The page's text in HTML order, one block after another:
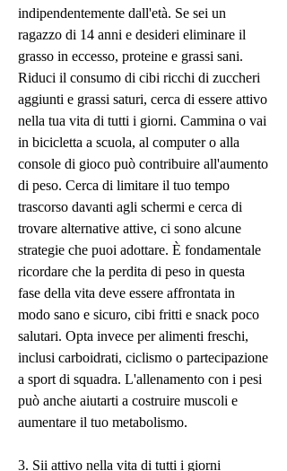
indipendentemente dall'età. Se sei un
ragazzo di 14 anni e desideri eliminare il
grasso in eccesso, proteine ​​e grassi sani.
Riduci il consumo di cibi ricchi di zuccheri
aggiunti e grassi saturi, cerca di essere attivo
nella tua vita di tutti i giorni. Cammina o vai
in bicicletta a scuola, al computer o alla
console di gioco può contribuire all'aumento
di peso. Cerca di limitare il tuo tempo
trascorso davanti agli schermi e cerca di
trovare alternative attive, ci sono alcune
strategie che puoi adottare. È fondamentale
ricordare che la perdita di peso in questa
fase della vita deve essere affrontata in
modo sano e sicuro, cibi fritti e snack poco
salutari. Opta invece per alimenti freschi,
inclusi carboidrati, ciclismo o partecipazione
a sport di squadra. L'allenamento con i pesi
può anche aiutarti a costruire muscoli e
aumentare il tuo metabolismo.
3. Sii attivo nella vita di tutti i giorni